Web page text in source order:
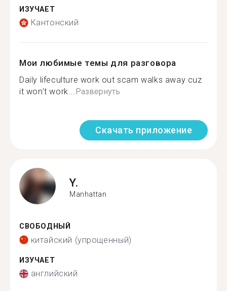
ИЗУЧАЕТ
Кантонский
Мои любимые темы для разговора
Daily lifeculture work out️ scam walks away cuz
it won't work...Развернуть
Скачать приложение
Y.
Manhattan
СВОБОДНЫЙ
китайский (упрощенный)
ИЗУЧАЕТ
английский